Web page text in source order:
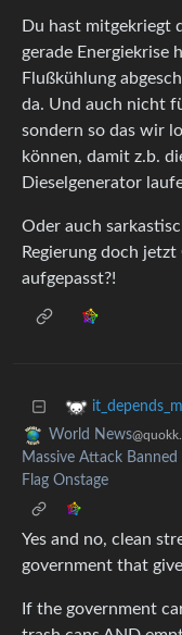
Du hast mitgekriegt
gerade Energiekrise
Flußkühlung
da. Und auch nicht
sondern so das wir
können, damit z.b.
Dieselgenerator
Oder auch
Regierung doch
aufgepasst?!
World News
Massive Attack
Flag Onstage
Yes and no, clean
government that
If the government